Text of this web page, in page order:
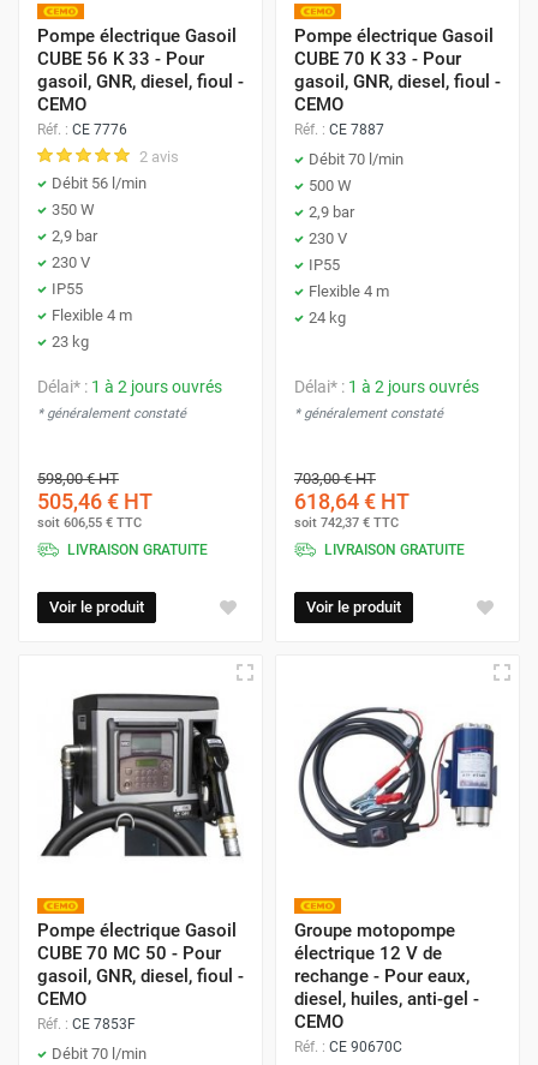
Pompe électrique Gasoil
CUBE 56 K 33 - Pour
gasoil, GNR, diesel, fioul -
CEMO
Réf. : CE 7776
2 avis
Débit 56 l/min
350 W
2,9 bar
230 V
IP55
Flexible 4 m
23 kg
Délai* : 1 à 2 jours ouvrés
* généralement constaté
598,00 €HT
505,46 € HT
soit 606,55 € TTC
LIVRAISON GRATUITE
Voir le produit
Pompe électrique Gasoil
CUBE 70 K 33 - Pour
gasoil, GNR, diesel, fioul -
CEMO
Réf. : CE 7887
Débit 70 l/min
500 W
2,9 bar
230 V
IP55
Flexible 4 m
24 kg
Délai* : 1 à 2 jours ouvrés
* généralement constaté
703,00 €HT
618,64 € HT
soit 742,37 € TTC
LIVRAISON GRATUITE
Voir le produit
Pompe électrique Gasoil
CUBE 70 MC 50 - Pour
gasoil, GNR, diesel, fioul -
CEMO
Réf. : CE 7853F
Débit 70 l/min
Groupe motopompe
électrique 12 V de
rechange - Pour eaux,
diesel, huiles, anti-gel -
CEMO
Réf. : CE 90670C